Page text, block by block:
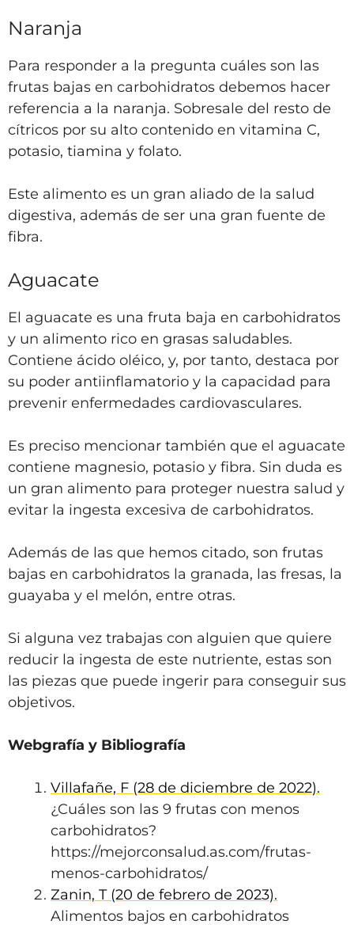
Naranja
Para responder a la pregunta cuáles son las
frutas bajas en carbohidratos debemos hacer
referencia a la naranja. Sobresale del resto de
cítricos por su alto contenido en vitamina C,
potasio, tiamina y folato.
Este alimento es un gran aliado de la salud
digestiva, además de ser una gran fuente de
fibra.
Aguacate
El aguacate es una fruta baja en carbohidratos
y un alimento rico en grasas saludables.
Contiene ácido oléico, y, por tanto, destaca por
su poder antiinflamatorio y la capacidad para
prevenir enfermedades cardiovasculares.
Es preciso mencionar también que el aguacate
contiene magnesio, potasio y fibra. Sin duda es
un gran alimento para proteger nuestra salud y
evitar la ingesta excesiva de carbohidratos.
Además de las que hemos citado, son frutas
bajas en carbohidratos la granada, las fresas, la
guayaba y el melón, entre otras.
Si alguna vez trabajas con alguien que quiere
reducir la ingesta de este nutriente, estas son
las piezas que puede ingerir para conseguir sus
objetivos.
Webgrafía y Bibliografía
Villafañe, F (28 de diciembre de 2022).
¿Cuáles son las 9 frutas con menos
carbohidratos?
https://mejorconsalud.as.com/frutas-
menos-carbohidratos/
Zanin, T (20 de febrero de 2023).
Alimentos bajos en carbohidratos